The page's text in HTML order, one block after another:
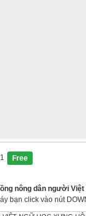
Free
nông dân người
bạn click vào nút